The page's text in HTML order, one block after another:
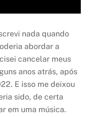
nada quando
abordar a
cancelar meus
anos atrás, após
E isso me deixou
sido, de certa
em uma música.